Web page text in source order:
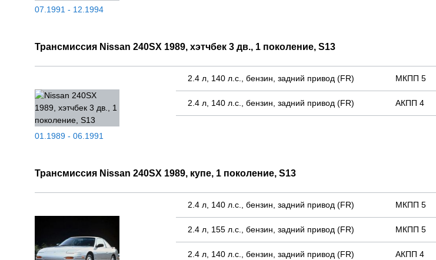
07.1991 - 12.1994
Трансмиссия Nissan 240SX 1989, хэтчбек 3 дв., 1 поколение, S13
01.1989 - 06.1991
2.4 л, 140 л.с., бензин, задний привод (FR) МКПП 5
2.4 л, 140 л.с., бензин, задний привод (FR) АКПП 4
Трансмиссия Nissan 240SX 1989, купе, 1 поколение, S13
2.4 л, 140 л.с., бензин, задний привод (FR) МКПП 5
2.4 л, 155 л.с., бензин, задний привод (FR) МКПП 5
2.4 л, 140 л.с., бензин, задний привод (FR) АКПП 4